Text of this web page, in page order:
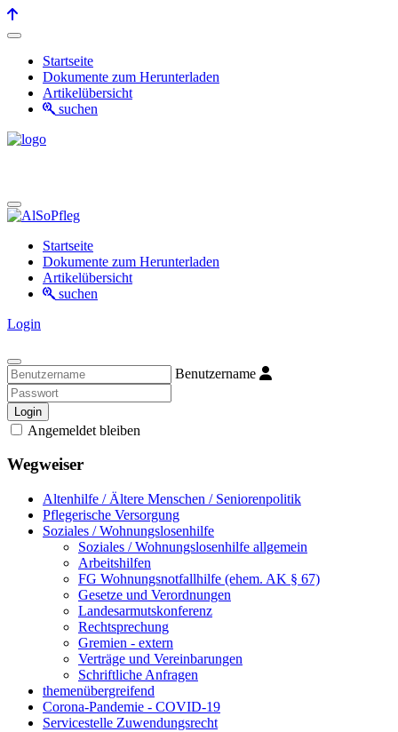
Startseite
Dokumente zum Herunterladen
Artikelübersicht
suchen
Startseite
Dokumente zum Herunterladen
Artikelübersicht
suchen
Login
Benutzername
Login
Angemeldet bleiben
Wegweiser
Altenhilfe / Ältere Menschen / Seniorenpolitik
Pflegerische Versorgung
Soziales / Wohnungslosenhilfe
Soziales / Wohnungslosenhilfe allgemein
Arbeitshilfen
FG Wohnungsnotfallhilfe (ehem. AK § 67)
Gesetze und Verordnungen
Landesarmutskonferenz
Rechtsprechung
Gremien - extern
Verträge und Vereinbarungen
Schriftliche Anfragen
themenübergreifend
Corona-Pandemie - COVID-19
Servicestelle Zuwendungsrecht